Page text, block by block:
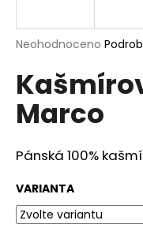
Průměrné
produktu
je
0,0
hvězdiček.
Neohodnoceno
Marco
Pánská 100%
VARIANTA
j
t
?